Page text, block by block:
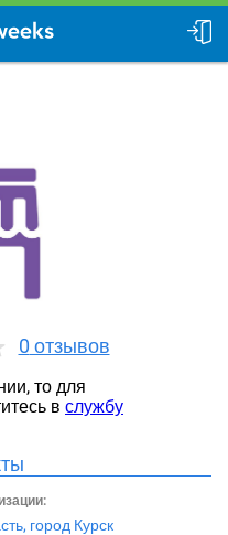
0 отзывов
то для
в службу
город Курск